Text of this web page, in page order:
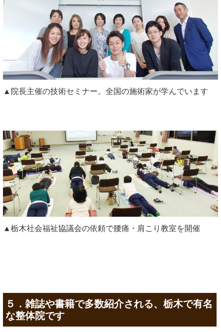
▲院長主催の技術セミナー。全国の施術家が学んでいます
▲栃木社会福祉協議会の依頼で腰痛・肩こり教室を開催
５．雑誌や書籍で多数紹介される、栃木で有名
な整体院です